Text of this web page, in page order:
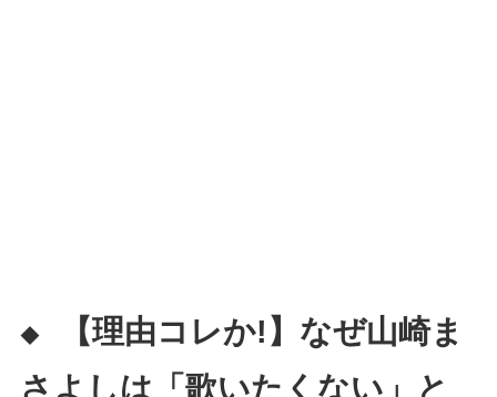
◆
【理由コレか!】なぜ山崎ま
さよしは「歌いたくない」と